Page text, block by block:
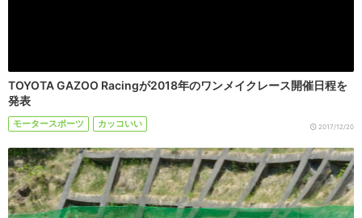
TOYOTA GAZOO Racingが2018年のワンメイクレース開催日程を
発表
モータースポーツ カッコいい 2017/12/20